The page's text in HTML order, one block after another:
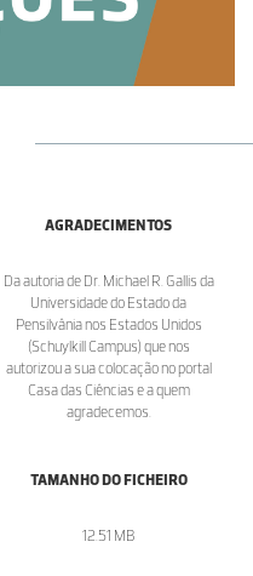
AGRADECIMENTOS
Da autoria de Dr. Michael R. Gallis da
Universidade do Estado da
Pensilvânia nos Estados Unidos
(Schuylkill Campus) que nos
autorizou a sua colocação no portal
Casa das Ciências e a quem
agradecemos.
TAMANHO DO FICHEIRO
12.51 MB